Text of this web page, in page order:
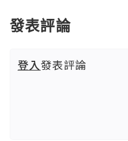
發表評論
登入發表評論